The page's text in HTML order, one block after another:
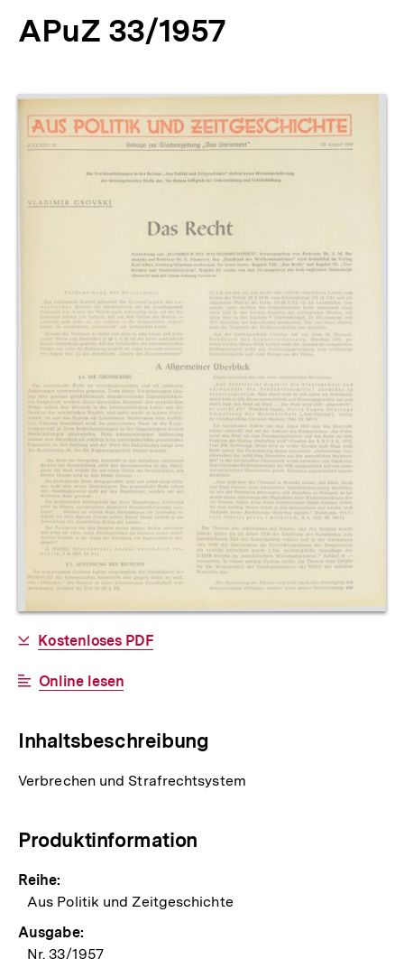
APuZ 33/1957
Produktvorschau
Allgemeine
Informationen
Download-
Kostenloses PDF
Interner
Online lesen
Inhaltsbeschreibung
Verbrechen und Strafrechtsystem
Produktinformation
Reihe:
Aus Politik und Zeitgeschichte
Ausgabe:
Nr. 33/1957